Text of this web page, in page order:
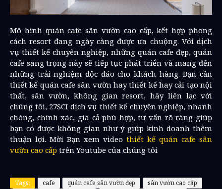
Mô hình quán cafe sân vườn cao cấp, kết hợp phong
cách resort đang ngày càng được ưa chuộng. Với dịch
vụ thiết kế chuyên nghiệp, những quán cafe đẹp, quán
cafe sang trọng này sẽ tiếp tục phát triển và mang đến
những trải nghiệm độc đáo cho khách hàng. Bạn cần
thiết kế quán cafe sân vườn hay thiết kế hay cải tạo nội
thất, sân vườn, không gian resort, hãy liên lạc với
chúng tôi, 27SCI dịch vụ thiết kế chuyên nghiệp, nhanh
chóng, chính xác, giá cả phù hợp, tư vấn rõ ràng giúp
bạn có được không gian như ý giúp kinh doanh thêm
thuận lợi. Mời Bạn xem video thiết kế quán cafe sân
vườn cao cấp trên Youtube của chúng tôi
Tags: cafe quán cafe sân vườn đẹp
sân vườn cao cấp